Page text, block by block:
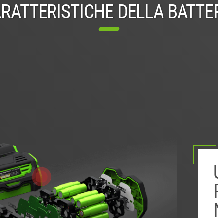
DELLA